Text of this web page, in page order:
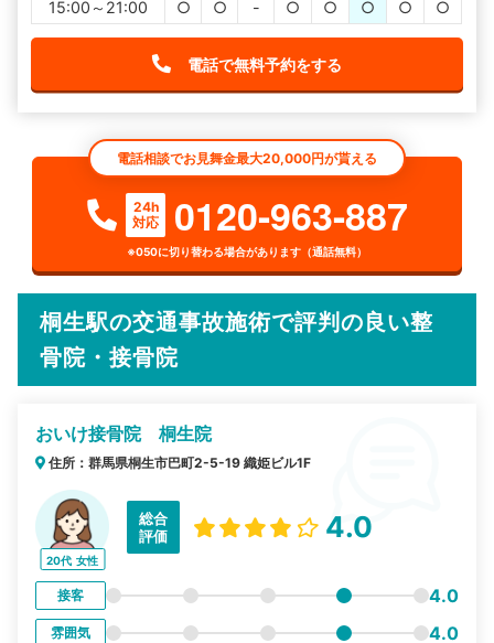
15:00～21:00
○ ○ - ○ ○ ○ ○ ○
電話で無料予約をする
電話相談でお見舞金最大20,000円が貰える
24h
対応
0120-963-887
※050に切り替わる場合があります（通話無料）
桐生駅の交通事故施術で評判の良い整
骨院・接骨院
おいけ接骨院 桐生院
住所：群馬県桐生市巴町2-5-19 織姫ビル1F
20代 女性
総合
評価
4.0
接客 4.0
雰囲気 4.0